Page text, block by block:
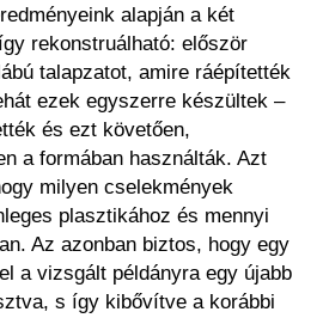
alapján a két
rekonstruálható: először
talapzatot, amire ráépítették
ezek egyszerre készültek –
és ezt követően,
a formában használták. Azt
milyen cselekmények
plasztikához és mennyi
Az azonban biztos, hogy egy
a vizsgált példányra egy újabb
s így kibővítve a korábbi